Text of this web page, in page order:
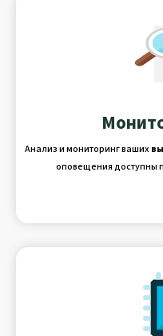
Анализ и мониторинг ваших
оповещения доступны